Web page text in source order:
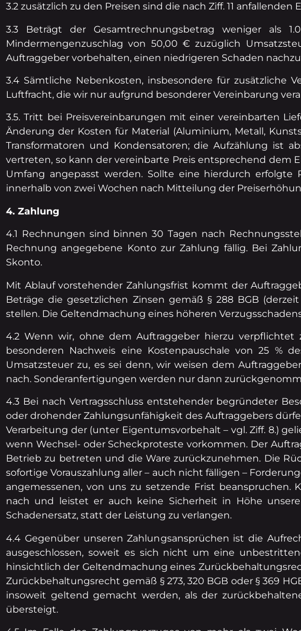
3.2 zusätzlich zu den Preisen sind die nach Ziff. 11
3.3 Beträgt der Gesamtrechnungsbetrag weniger als
Mindermengenzuschlag von 50,00 € zuzüglich
Auftraggeber vorbehalten, einen niedrigeren Schaden
3.4 Sämtliche Nebenkosten, insbesondere für zusätzliche
Luftfracht, die wir nur aufgrund besonderer Vereinbarung
3.5. Tritt bei Preisvereinbarungen mit einer vereinbarten
Änderung der Kosten für Material (Aluminium, Metall,
Transformatoren und Kondensatoren; die Aufzählung ist
vertreten, so kann der vereinbarte Preis entsprechend dem
Umfang angepasst werden. Sollte eine hierdurch
innerhalb von zwei Wochen nach Mitteilung der
4. Zahlung
4.1 Rechnungen sind binnen 30 Tagen nach
Rechnung angegebene Konto zur Zahlung fällig. Bei
Skonto.
Mit Ablauf vorstehender Zahlungsfrist kommt der
Beträge die gesetzlichen Zinsen gemäß § 288 BGB
stellen. Die Geltendmachung eines höheren
4.2 Wenn wir, ohne dem Auftraggeber hierzu
besonderen Nachweis eine Kostenpauschale von 25 %
Umsatzsteuer zu, es sei denn, wir weisen dem
nach. Sonderanfertigungen werden nur dann
4.3 Bei nach Vertragsschluss entstehender begründeter
oder drohender Zahlungsunfähigkeit des Auftraggebers
Verarbeitung der (unter Eigentumsvorbehalt – vgl. Ziff. 8.)
wenn Wechsel- oder Scheckproteste vorkommen. Der
Betrieb zu betreten und die Ware zurückzunehmen. Die
sofortige Vorauszahlung aller – auch nicht fälligen –
angemessenen, von uns zu setzende Frist
nach und leistet er auch keine Sicherheit in Höhe
Schadenersatz, statt der Leistung zu verlangen.
4.4 Gegenüber unseren Zahlungsansprüchen ist die
ausgeschlossen, soweit es sich nicht um eine
hinsichtlich der Geltendmachung eines
Zurückbehaltungsrecht gemäß § 273, 320 BGB oder § 369
insoweit geltend gemacht werden, als der
übersteigt.